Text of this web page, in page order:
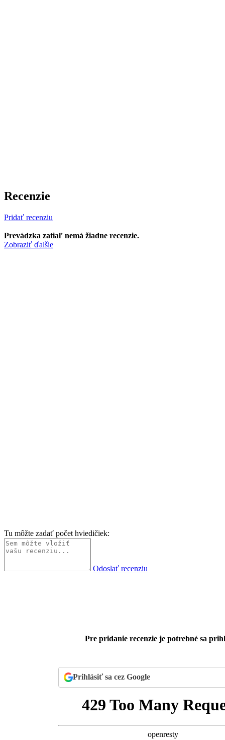
Recenzie
Pridať recenziu
Prevádzka zatiaľ nemá žiadne recenzie.
Zobraziť ďalšie
Tu môžte zadať počet hviedičiek:
Odoslať recenziu
Pre pridanie recenzie je potrebné sa
Prihlásiť sa cez Google